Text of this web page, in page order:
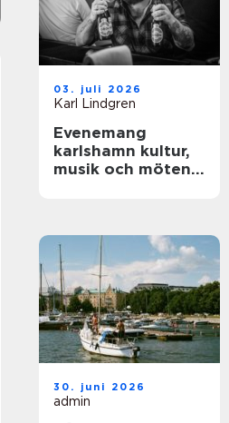
03. juli 2026
Karl Lindgren
Evenemang
karlshamn kultur,
musik och möten
30. juni 2026
admin